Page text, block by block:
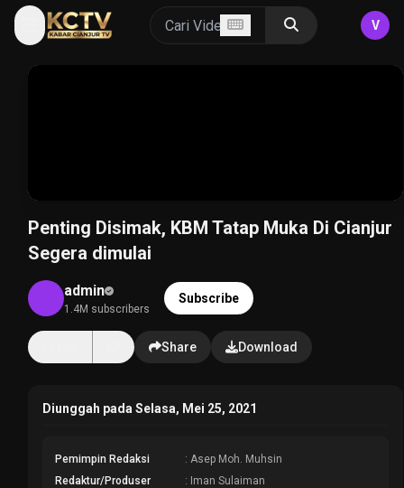
V
Penting Disimak, KBM Tatap Muka Di Cianjur
Segera dimulai
admin
1.4M subscribers
Subscribe
Share Download
Diunggah pada Selasa, Mei 25, 2021
Pemimpin Redaksi
: Asep Moh. Muhsin
Redaktur/Produser
: Iman Sulaiman